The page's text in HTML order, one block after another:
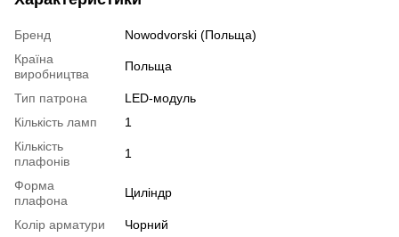
Бренд
Nowodvorski (Польща)
Країна
виробництва
Польща
Тип патрона
LED-модуль
Кількість ламп
1
Кількість
плафонів
1
Форма
плафона
Циліндр
Колір арматури
Чорний